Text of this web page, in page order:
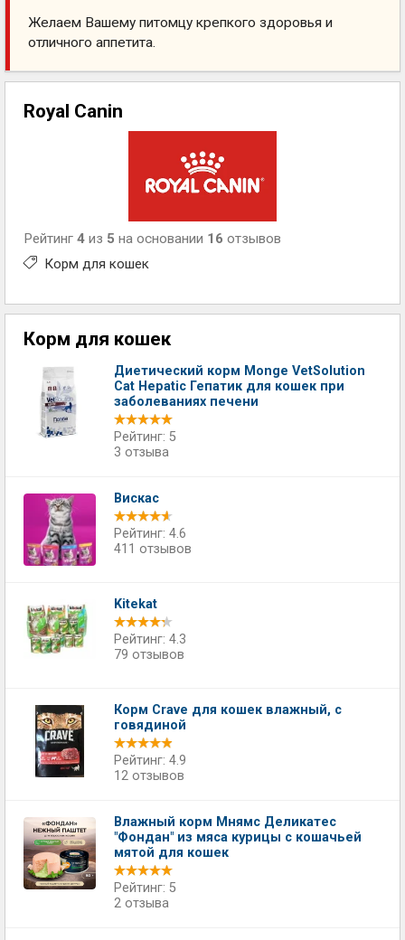
Желаем Вашему питомцу крепкого здоровья и
отличного аппетита.
Royal Canin
Рейтинг 4 из 5 на основании 16 отзывов
Корм для кошек
Корм для кошек
Диетический корм Monge VetSolution
Cat Hepatic Гепатик для кошек при
заболеваниях печени
Рейтинг: 5
3 отзыва
Вискас
Рейтинг: 4.6
411 отзывов
Kitekat
Рейтинг: 4.3
79 отзывов
Корм Crave для кошек влажный, с
говядиной
Рейтинг: 4.9
12 отзывов
Влажный корм Мнямс Деликатес
"Фондан" из мяса курицы с кошачьей
мятой для кошек
Рейтинг: 5
2 отзыва